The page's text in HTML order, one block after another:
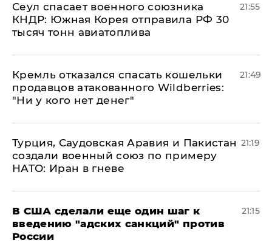
​Сеул спасает военного союзника
КНДР: Южная Корея отправила РФ 30
тысяч тонн авиатоплива
21:55
Кремль отказался спасать кошельки
продавцов атакованного Wildberries:
"Ни у кого нет денег"
21:49
Турция, Саудовская Аравия и Пакистан
создали военный союз по примеру
НАТО: Иран в гневе
21:19
В США сделали еще один шаг к
введению "адских санкций" против
России
21:15